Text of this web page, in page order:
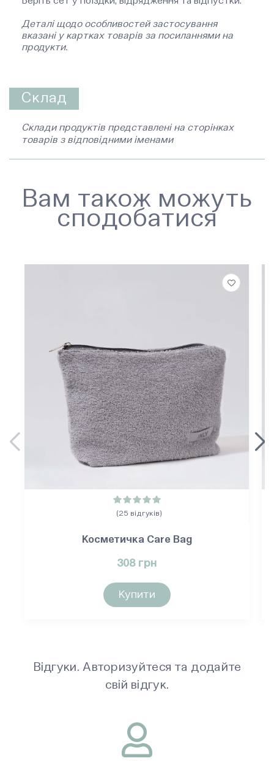
Деталі щодо особливостей застосування
вказані у картках товарів за посиланнями на
продукти.
Склад
Склади продуктів представлені на сторінках
товарів з відповідними іменами
Вам також можуть
сподобатися
(25 відгуків)
Косметичка Care Bag
308 грн
Купити
Відгуки. Авторизуйтеся та додайте
свій відгук.